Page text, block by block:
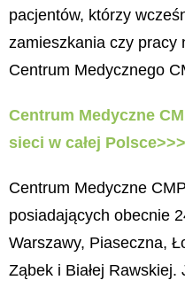
pacjentów, którzy
zamieszkania czy pracy
Centrum Medycznego
Centrum Medyczne
sieci w całej Polsce>>>
Centrum Medyczne
posiadających obecnie
Warszawy, Piaseczna,
Ząbek i Białej